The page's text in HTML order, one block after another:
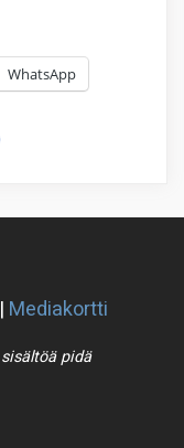
WhatsApp
| Mediakortti
pidä